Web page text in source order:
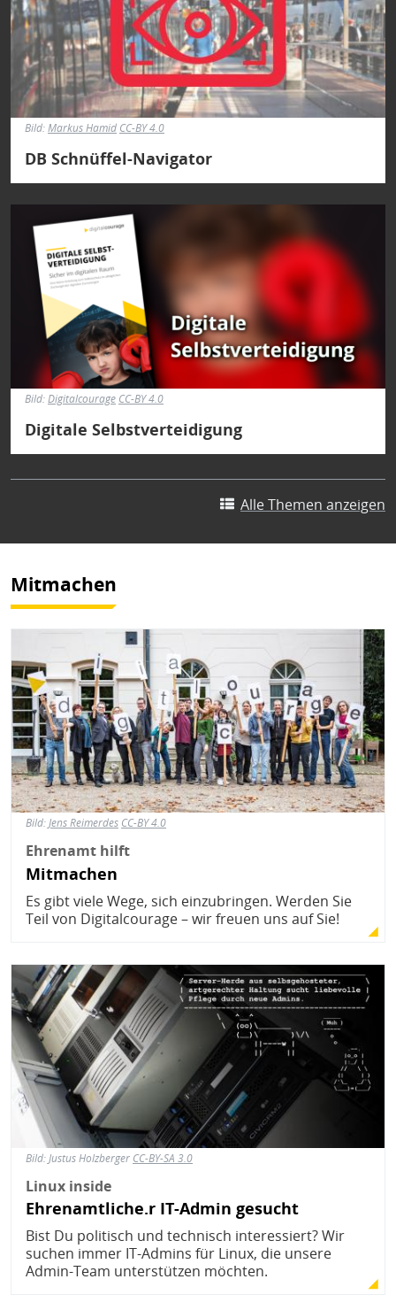
Bild:Markus Hamid CC-BY 4.0
DB Schnüffel-Navigator
Bild
Bild:Digitalcourage CC-BY 4.0
Digitale Selbstverteidigung
Alle Themen anzeigen
Mitmachen
Bild
Bild:Jens Reimerdes CC-BY 4.0
Ehrenamt hilft
Mitmachen
Es gibt viele Wege, sich einzubringen. Werden Sie
Teil von Digitalcourage – wir freuen uns auf Sie!
Bild
Bild:Justus Holzberger CC-BY-SA 3.0
Linux inside
Ehrenamtliche.r IT-Admin gesucht
Bist Du politisch und technisch interessiert? Wir
suchen immer IT-Admins für Linux, die unsere
Admin-Team unterstützen möchten.